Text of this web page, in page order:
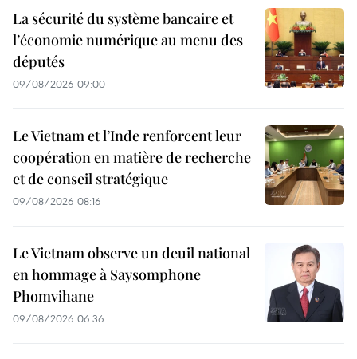
La sécurité du système bancaire et
l’économie numérique au menu des
députés
09/08/2026 09:00
Le Vietnam et l’Inde renforcent leur
coopération en matière de recherche
et de conseil stratégique
09/08/2026 08:16
Le Vietnam observe un deuil national
en hommage à Saysomphone
Phomvihane
09/08/2026 06:36